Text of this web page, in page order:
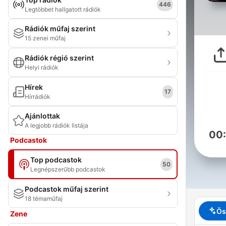
Legtöbbet hallgatott rádiók
446
Rádiók műfaj szerint
15 zenei műfaj
Rádiók régió szerint
Helyi rádiók
Hírek
Hírrádiók
17
Ajánlottak
A legjobb rádiók listája
Podcastok
Top podcastok
Legnépszerűbb podcastok
50
Podcastok műfaj szerint
18 témaműfaj
Zene